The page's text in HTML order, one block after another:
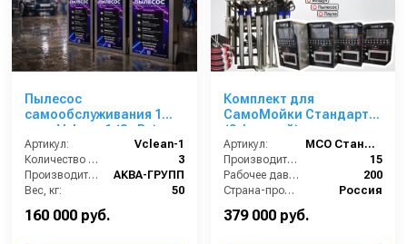
Пылесос
самообслуживания 1
пост Vclean-1 (2 кВт)
Артикул:
Vclean-1
Количество турбин (шт):
3
Производитель:
АКВА-ГРУПП
Вес, кг:
50
160 000 руб.
Комплект для
СамоМойки Стандарт+
(9 функций)
Артикул:
МСО Стандарт+ (9 функций)
Производительность (л/мин):
15
Рабочее давление (бар):
200
Страна-производитель:
Россия
379 000 руб.